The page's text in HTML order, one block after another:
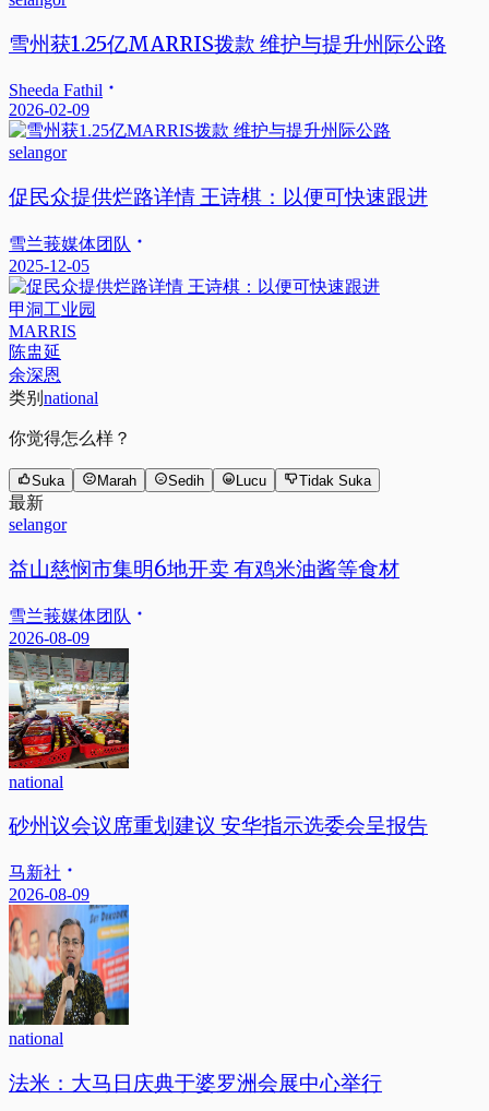
雪州获1.25亿MARRIS拨款 维护与提升州际公路
Sheeda Fathil
2026-02-09
selangor
促民众提供烂路详情 王诗棋：以便可快速跟进
雪兰莪媒体团队
2025-12-05
甲洞工业园
MARRIS
陈盅延
余深恩
类别 national
你觉得怎么样？
Suka Marah Sedih Lucu Tidak Suka
最新
selangor
益山慈悯市集明6地开卖 有鸡米油酱等食材
雪兰莪媒体团队
2026-08-09
national
砂州议会议席重划建议 安华指示选委会呈报告
马新社
2026-08-09
national
法米：大马日庆典于婆罗洲会展中心举行